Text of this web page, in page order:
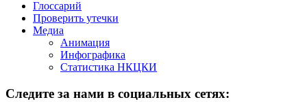
Глоссарий
Проверить утечки
Медиа
Анимация
Инфографика
Статистика НКЦКИ
Следите за нами в социальных сетях: